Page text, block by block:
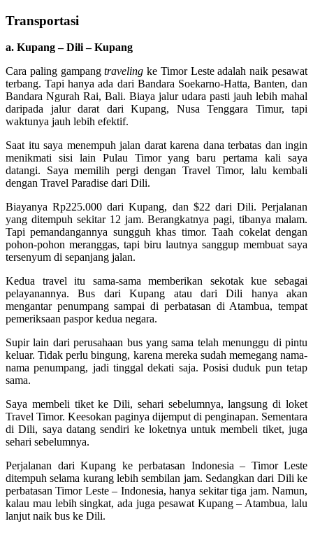
Transportasi
a. Kupang – Dili – Kupang
Cara paling gampangtraveling ke Timor Leste adalah naik pesawat
terbang. Tapi hanya ada dari Bandara Soekarno-Hatta, Banten, dan
Bandara Ngurah Rai, Bali. Biaya jalur udara pasti jauh lebih mahal
daripada jalur darat dari Kupang, Nusa Tenggara Timur, tapi
waktunya jauh lebih efektif.
Saat itu saya menempuh jalan darat karena dana terbatas dan ingin
menikmati sisi lain Pulau Timor yang baru pertama kali saya
datangi. Saya memilih pergi dengan Travel Timor, lalu kembali
dengan Travel Paradise dari Dili.
Biayanya Rp225.000 dari Kupang, dan $22 dari Dili. Perjalanan
yang ditempuh sekitar 12 jam. Berangkatnya pagi, tibanya malam.
Tapi pemandangannya sungguh khas timor. Taah cokelat dengan
pohon-pohon meranggas, tapi biru lautnya sanggup membuat saya
tersenyum di sepanjang jalan.
Kedua travel itu sama-sama memberikan sekotak kue sebagai
pelayanannya. Bus dari Kupang atau dari Dili hanya akan
mengantar penumpang sampai di perbatasan di Atambua, tempat
pemeriksaan paspor kedua negara.
Supir lain dari perusahaan bus yang sama telah menunggu di pintu
keluar. Tidak perlu bingung, karena mereka sudah memegang nama-
nama penumpang, jadi tinggal dekati saja. Posisi duduk pun tetap
sama.
Saya membeli tiket ke Dili, sehari sebelumnya, langsung di loket
Travel Timor. Keesokan paginya dijemput di penginapan. Sementara
di Dili, saya datang sendiri ke loketnya untuk membeli tiket, juga
sehari sebelumnya.
Perjalanan dari Kupang ke perbatasan Indonesia – Timor Leste
ditempuh selama kurang lebih sembilan jam. Sedangkan dari Dili ke
perbatasan Timor Leste – Indonesia, hanya sekitar tiga jam. Namun,
kalau mau lebih singkat, ada juga pesawat Kupang – Atambua, lalu
lanjut naik bus ke Dili.